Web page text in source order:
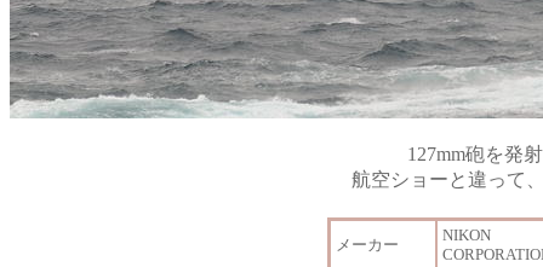
127mm砲を発
航空ショーと違って
メーカー
NIKON